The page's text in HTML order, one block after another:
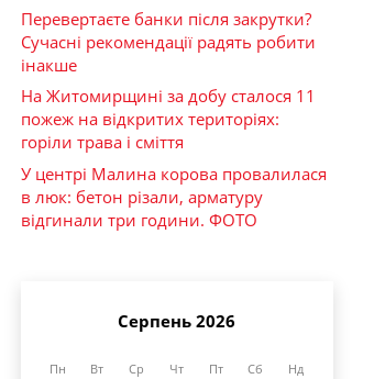
Перевертаєте банки після закрутки?
Сучасні рекомендації радять робити
інакше
На Житомирщині за добу сталося 11
пожеж на відкритих територіях:
горіли трава і сміття
У центрі Малина корова провалилася
в люк: бетон різали, арматуру
відгинали три години. ФОТО
Серпень 2026
Пн Вт Ср Чт Пт Сб Нд